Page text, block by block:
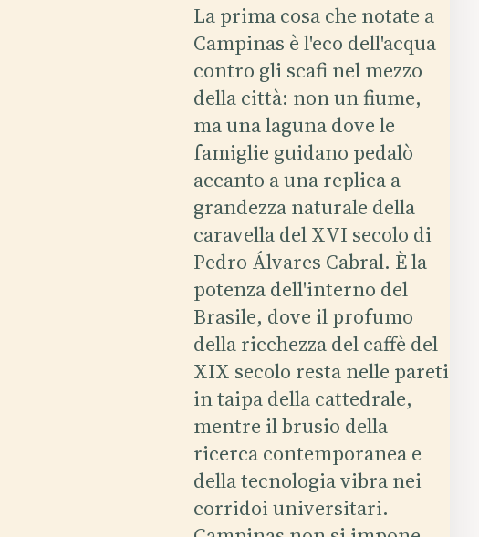
La prima cosa che notate a
Campinas è l'eco dell'acqua
contro gli scafi nel mezzo
della città: non un fiume,
ma una laguna dove le
famiglie guidano pedalò
accanto a una replica a
grandezza naturale della
caravella del XVI secolo di
Pedro Álvares Cabral. È la
potenza dell'interno del
Brasile, dove il profumo
della ricchezza del caffè del
XIX secolo resta nelle pareti
in taipa della cattedrale,
mentre il brusio della
ricerca contemporanea e
della tecnologia vibra nei
corridoi universitari.